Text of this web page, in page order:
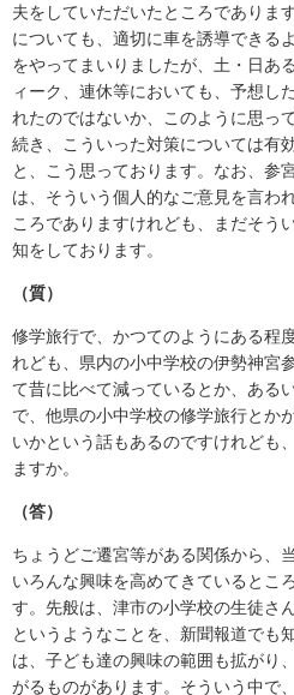
夫をしていただいたところでありま
についても、適切に車を誘導できる
をやってまいりましたが、土・日あ
ィーク、連休等においても、予想し
れたのではないか、このように思っ
続き、こういった対策については有
と、こう思っております。なお、参
は、そういう個人的なご意見を言わ
ころでありますけれども、まだそう
知をしております。
（質）
修学旅行で、かつてのようにある程
れども、県内の小中学校の伊勢神宮
て昔に比べて減っているとか、ある
で、他県の小中学校の修学旅行とか
いかという話もあるのですけれども
ますか。
（答）
ちょうどご遷宮等がある関係から、
いろんな興味を高めてきているとこ
す。先般は、津市の小学校の生徒さ
というようなことを、新聞報道でも
は、子ども達の興味の範囲も拡がり
がるものがあります。そういう中で